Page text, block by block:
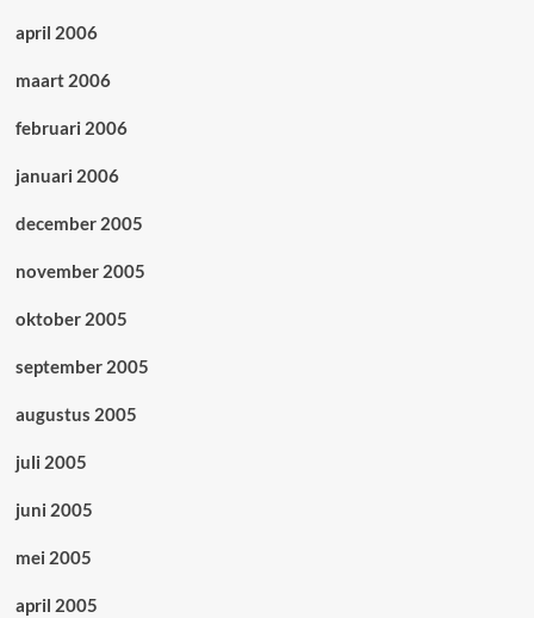
april 2006
maart 2006
februari 2006
januari 2006
december 2005
november 2005
oktober 2005
september 2005
augustus 2005
juli 2005
juni 2005
mei 2005
april 2005